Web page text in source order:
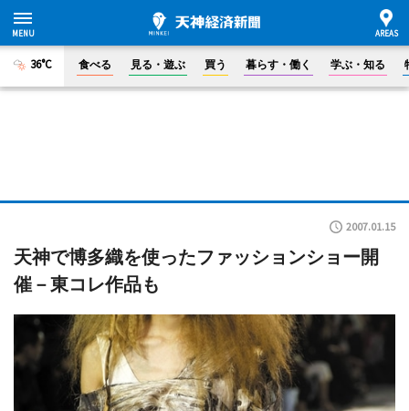
36°C 食べる 見る・遊ぶ 買う 暮らす・働く 学ぶ・知る
2007.01.15
天神で博多織を使ったファッションショー開
催－東コレ作品も